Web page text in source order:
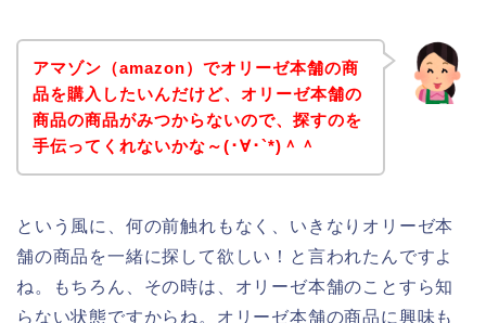
アマゾン（amazon）でオリーゼ本舗の商
品を購入したいんだけど、オリーゼ本舗の
商品の商品がみつからないので、探すのを
手伝ってくれないかな～(･∀･`*)＾＾
という風に、何の前触れもなく、いきなりオリーゼ本
舗の商品を一緒に探して欲しい！と言われたんですよ
ね。もちろん、その時は、オリーゼ本舗のことすら知
らない状態ですからね。オリーゼ本舗の商品に興味も